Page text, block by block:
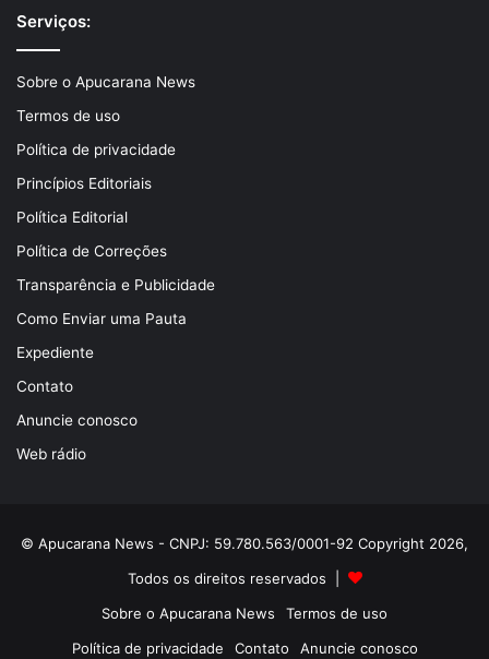
Serviços:
Sobre o Apucarana News
Termos de uso
Política de privacidade
Princípios Editoriais
Política Editorial
Política de Correções
Transparência e Publicidade
Como Enviar uma Pauta
Expediente
Contato
Anuncie conosco
Web rádio
© Apucarana News - CNPJ: 59.780.563/0001-92 Copyright 2026,
Todos os direitos reservados |
Sobre o Apucarana News
Termos de uso
Política de privacidade
Contato Anuncie conosco